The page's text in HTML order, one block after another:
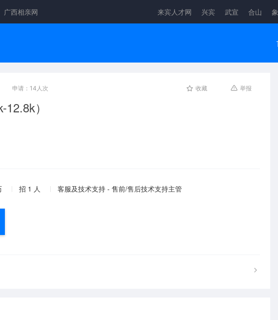
广西相亲网 来宾人才网 兴宾 武宣 合山
申请：14人次 收藏 举报
）
招 1 人 客服及技术支持 - 售前/售后技术支持主管